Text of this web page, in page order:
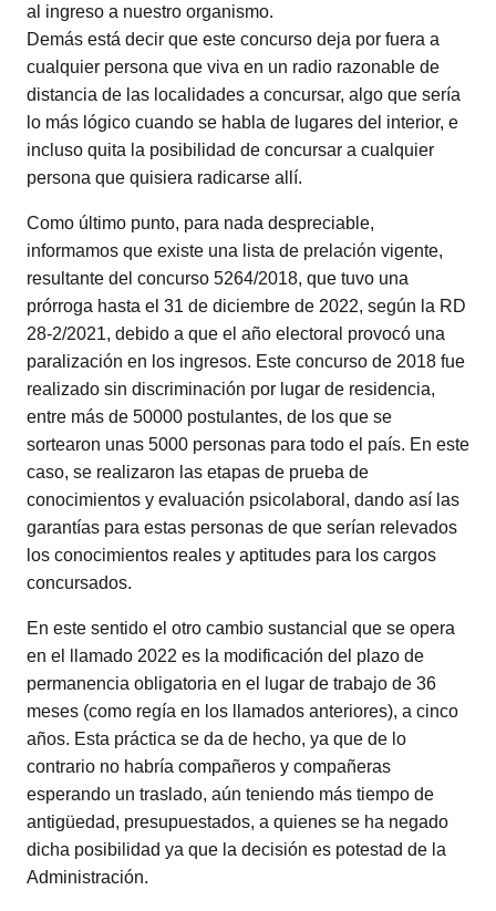
al ingreso a nuestro organismo.
Demás está decir que este concurso deja por fuera a
cualquier persona que viva en un radio razonable de
distancia de las localidades a concursar, algo que sería
lo más lógico cuando se habla de lugares del interior, e
incluso quita la posibilidad de concursar a cualquier
persona que quisiera radicarse allí.
Como último punto, para nada despreciable,
informamos que existe una lista de prelación vigente,
resultante del concurso 5264/2018, que tuvo una
prórroga hasta el 31 de diciembre de 2022, según la RD
28-2/2021, debido a que el año electoral provocó una
paralización en los ingresos. Este concurso de 2018 fue
realizado sin discriminación por lugar de residencia,
entre más de 50000 postulantes, de los que se
sortearon unas 5000 personas para todo el país. En este
caso, se realizaron las etapas de prueba de
conocimientos y evaluación psicolaboral, dando así las
garantías para estas personas de que serían relevados
los conocimientos reales y aptitudes para los cargos
concursados.
En este sentido el otro cambio sustancial que se opera
en el llamado 2022 es la modificación del plazo de
permanencia obligatoria en el lugar de trabajo de 36
meses (como regía en los llamados anteriores), a cinco
años. Esta práctica se da de hecho, ya que de lo
contrario no habría compañeros y compañeras
esperando un traslado, aún teniendo más tiempo de
antigüedad, presupuestados, a quienes se ha negado
dicha posibilidad ya que la decisión es potestad de la
Administración.